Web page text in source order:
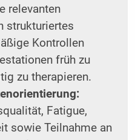
relevanten
strukturiertes
Kontrollen
früh zu
zu therapieren.
Fatigue,
sowie Teilnahme an